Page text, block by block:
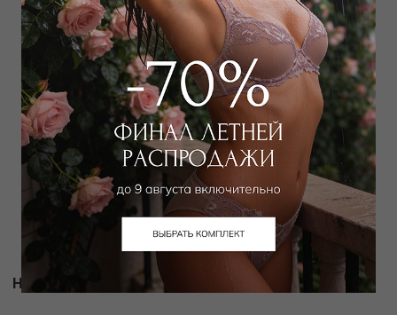
Боди
23 975 руб
Добавить в избранное
В корзину
Новости и акции